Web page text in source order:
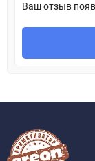
Ваш отзыв